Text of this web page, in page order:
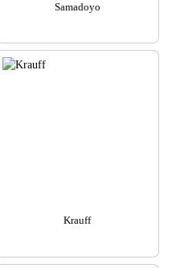
Samadoyo
Krauff